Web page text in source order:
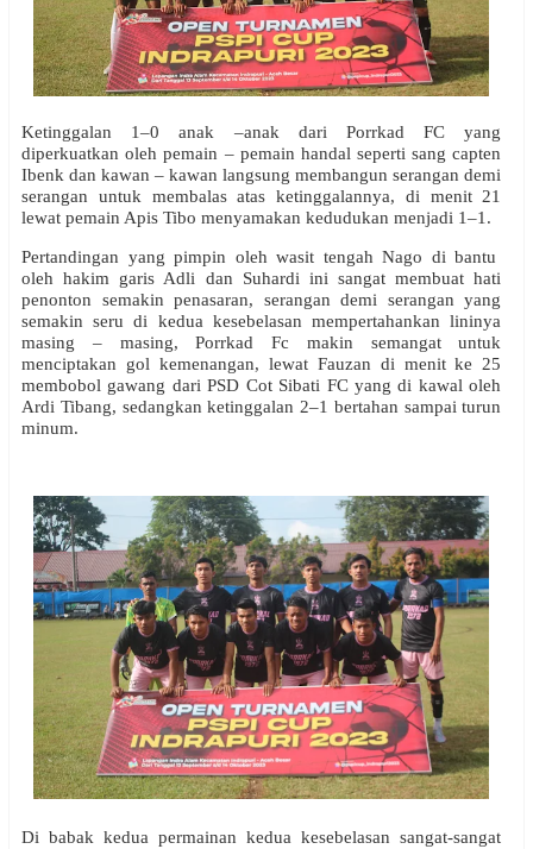
Ketinggalan 1–0 anak –anak dari Porrkad FC yang
diperkuatkan oleh pemain – pemain handal seperti sang capten
Ibenk dan kawan – kawan langsung membangun serangan demi
serangan untuk membalas atas ketinggalannya, di menit 21
lewat pemain Apis Tibo menyamakan kedudukan menjadi 1–1.
Pertandingan yang pimpin oleh wasit tengah Nago di bantu
oleh hakim garis Adli dan Suhardi ini sangat membuat hati
penonton semakin penasaran, serangan demi serangan yang
semakin seru di kedua kesebelasan mempertahankan lininya
masing – masing, Porrkad Fc makin semangat untuk
menciptakan gol kemenangan, lewat Fauzan di menit ke 25
membobol gawang dari PSD Cot Sibati FC yang di kawal oleh
Ardi Tibang, sedangkan ketinggalan 2–1 bertahan sampai turun
minum.
Di babak kedua permainankedua kesebelasansangat-sangat